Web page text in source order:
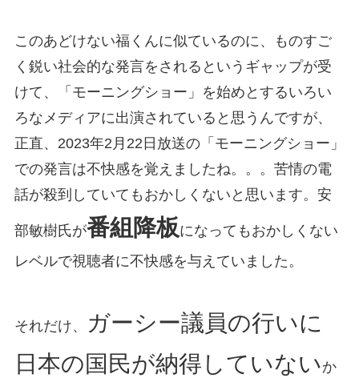
このあどけない福くんに似ているのに、ものすご
く鋭い社会的な発言をされるというギャップが受
けて、「モーニングショー」を始めとするいろい
ろなメディアに出演されていると思うんですが、
正直、2023年2月22日放送の「モーニングショー」
での発言は不快感を覚えましたね。。。苦情の電
話が殺到していてもおかしくないと思います。安
部敏樹氏が番組降板 になってもおかしくない
レベルで視聴者に不快感を与えていました。
それだけ、
ガーシー議員の行いに
日本の国民が納得していないか